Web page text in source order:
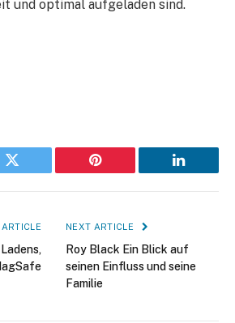
und optimal aufgeladen sind.
Twitter Pinterest LinkedIn
NEXT ARTICLE
Roy Black Ein Blick auf
seinen Einfluss und seine
Familie